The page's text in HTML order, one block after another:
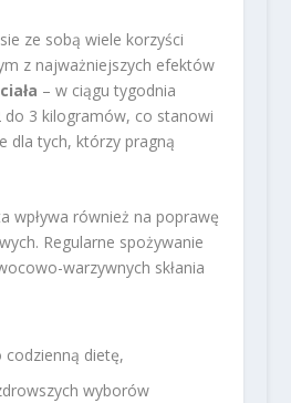
ze sobą wiele korzyści
z najważniejszych efektów
– w ciągu tygodnia
do 3 kilogramów, co stanowi
dla tych, którzy pragną
wpływa również na poprawę
Regularne spożywanie
warzywnych skłania
dietę,
wyborów